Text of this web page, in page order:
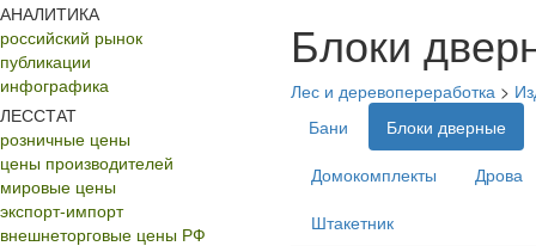
АНАЛИТИКА
российский рынок
публикации
инфографика
ЛЕССТАТ
розничные цены
цены производителей
мировые цены
экспорт-импорт
внешнеторговые цены РФ
Блоки
Лес и деревопереработка >
Бани
Блоки дверные
Домокомплекты
Дрова
Штакетник